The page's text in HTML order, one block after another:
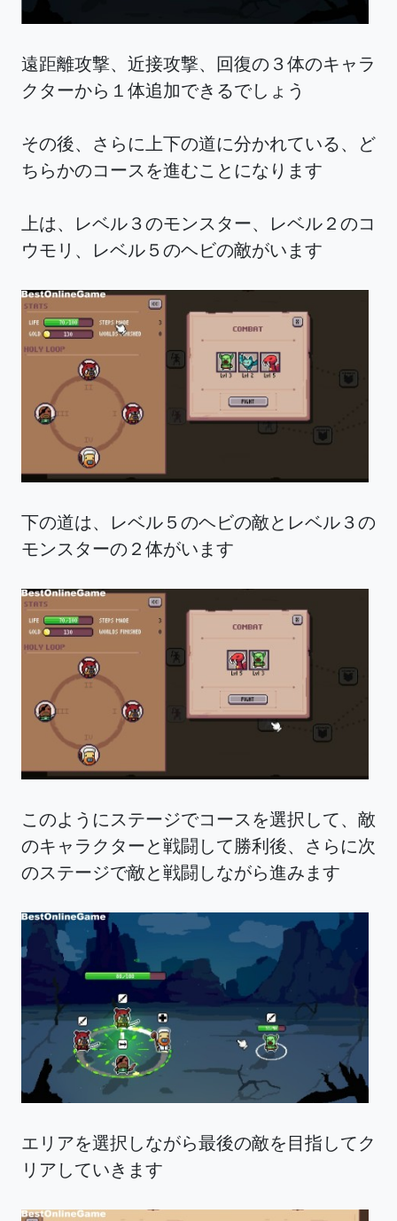
遠距離攻撃、近接攻撃、回復の３体のキャラ
クターから１体追加できるでしょう
その後、さらに上下の道に分かれている、ど
ちらかのコースを進むことになります
上は、レベル３のモンスター、レベル２のコ
ウモリ、レベル５のヘビの敵がいます
下の道は、レベル５のヘビの敵とレベル３の
モンスターの２体がいます
このようにステージでコースを選択して、敵
のキャラクターと戦闘して勝利後、さらに次
のステージで敵と戦闘しながら進みます
エリアを選択しながら最後の敵を目指してク
リアしていきます